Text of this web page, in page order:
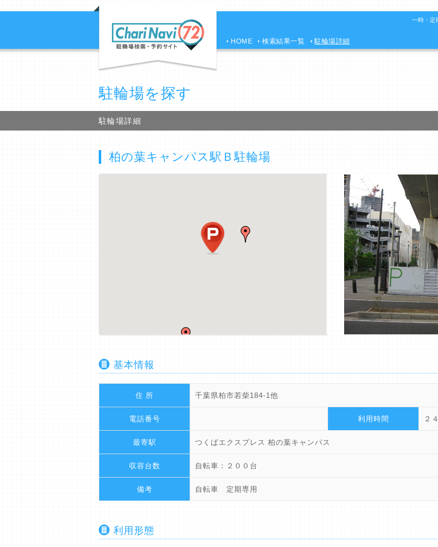
一時・定
HOME 検索結果一覧 駐輪場詳細
駐輪場を探す
駐輪場詳細
柏の葉キャンパス駅Ｂ駐輪場
基本情報
住 所 千葉県柏市若柴184-1他
電話番号 利用時間 ２
最寄駅 つくばエクスプレス 柏の葉キャンパス
収容台数 自転車：２００台
備考 自転車 定期専用
利用形態